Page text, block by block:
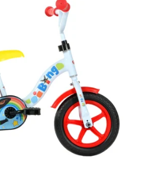
Nejprodávanější